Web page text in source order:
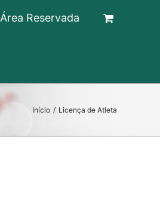
Área Reservada
Início / Licença de Atleta